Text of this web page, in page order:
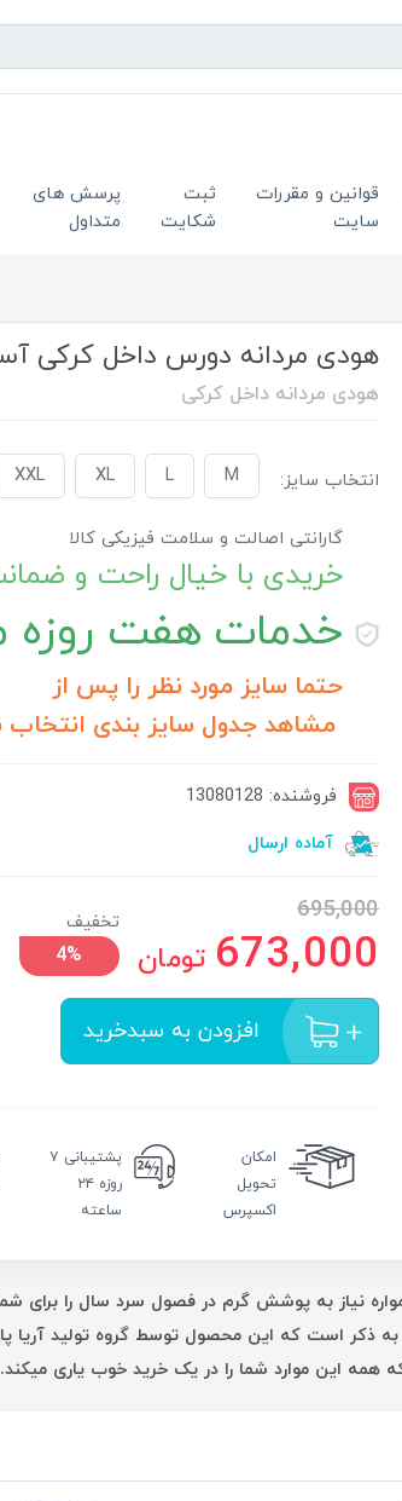
قوانین و مقررات
سایت
ثبت
شکایت
پرسش های
متداول
هودی مردانه دورس داخل کرکی
هودی مردانه داخل کرکی
انتخاب سایز: M
L
XL
XXL
گارانتی اصالت و سلامت فیزیکی کالا
خریدی با خیال راحت و
خدمات هفت روزه
حتما سایز مورد نظر را پس از
مشاهد جدول سایز بندی انتخاب
فروشنده: 13080128
آماده ارسال
695,000
673,000 تومان
تخفیف
4%
افزودن به سبدخرید
امکان
تحویل
اکسپرس
پشتیبانی ۷
روزه ۲۴
ساعته
نیاز به پوشش گرم در فصول سرد سال را برای
به ذکر است که این محصول توسط گروه تولید